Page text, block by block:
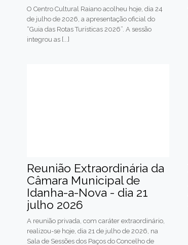
O Centro Cultural Raiano acolheu hoje, dia 24
de julho de 2026, a apresentação oficial do
“Guia das Rotas Turísticas 2026”. A sessão
integrou as [...]
Reunião Extraordinária da
Câmara Municipal de
Idanha-a-Nova - dia 21
julho 2026
A reunião privada, com caráter extraordinário,
realizou-se hoje, dia 21 de julho de 2026, na
Sala de Sessões dos Paços do Concelho de